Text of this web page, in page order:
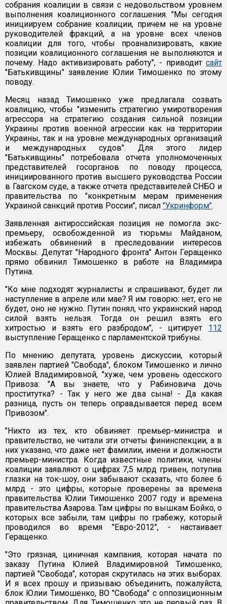
собрания коалиции в связи с недовольством уровнем
выполнения коалиционного соглашения. "Мы сегодня
инициируем собрание коалиции, причем не на уровне
руководителей фракций, а на уровне всех членов
коалиции для того, чтобы проанализировать, какие
позиции коалиционного соглашения не выполняются и
почему. Надо активизировать работу", - приводит сайт
"Батькивщины" заявление Юлии Тимошенко по этому
поводу.
Месяц назад Тимошенко уже предлагала созвать
коалицию, чтобы "изменить стратегию умиротворения
агрессора на стратегию создания сильной позиции
Украины против военной агрессии как на территории
Украины, так и на уровне международных организаций
и международных судов". Для этого лидер
"Батькивщины" потребовала отчета уполномоченных
представителей госорганов по поводу процесса,
инициированного против высшего руководства России
в Гаагском суде, а также отчета представителей СНБО и
правительства по "конкретным мерам применения
Украиной санкций против России", писал "Укринформ".
Заявленная антироссийская позиция не помогла экс-
премьеру, освобожденной из тюрьмы Майданом,
избежать обвинений в преследовании интересов
Москвы. Депутат "Народного фронта" Антон Геращенко
прямо обвинил Тимошенко в работе на Владимира
Путина.
"Ко мне подходят журналисты и спрашивают, будет ли
наступление в апреле или мае? Я им говорю: нет, его не
будет, оно не нужно. Путин понял, что украинский народ
силой взять нельзя. Тогда он решил взять его
хитростью и взять его разбродом", - цитирует 112
выступление Геращенко с парламентской трибуны.
По мнению депутата, уровень дискуссии, который
заявлен партией "Свобода", блоком Тимошенко и лично
Юлией Владимировной, "хуже, чем уровень одесского
Привоза: "А вы знаете, что у Рабиновича дочь
проститутка? - Так у него же два сына! - Да какая
разница, пусть он теперь оправдывается перед всем
Привозом".
"Никто из тех, кто обвиняет премьер-министра и
правительство, не читали эти отчеты фининспекции, а в
них указано, что даже нет фамилии, имени и должности
премьер-министра. Когда известные политики, члены
коалиции заявляют о цифрах 7,5 млрд гривен, потупив
глазки на ток-шоу, они забывают сказать, что более 6
млрд - это цифры, которые проверены за времена
правительства Юлии Тимошенко 2007 году и времена
правительства Азарова. Там цифры по вышкам Бойко, о
которых все забыли, там цифры по грабежу, который
проводился во время "Евро-2012", - настаивает
Геращенко.
"Это грязная, циничная кампания, которая начата по
заказу Путина Юлией Владимировной Тимошенко,
партией "Свобода", которая скрутилась на этих выборах.
И я всех прошу и призываю объединить, пожалуйста,
блок Юлии Тимошенко, ВО "Свобода" с оппозиционным